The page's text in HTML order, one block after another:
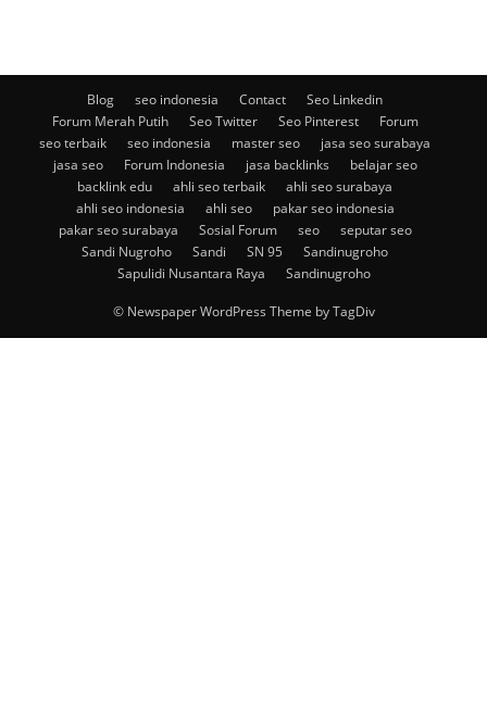
Blog seo indonesia Contact
Seo Linkedin
Forum Merah Putih
Seo Twitter Seo Pinterest
Forum
seo terbaik
seo indonesia master seo
jasa seo surabaya
jasa seo
Forum Indonesia jasa backlinks
belajar seo
backlink edu
ahli seo terbaik
ahli seo surabaya
ahli seo indonesia
ahli seo
pakar seo indonesia
pakar seo surabaya
Sosial Forum seo
seputar seo
Sandi Nugroho
Sandi SN 95
Sandinugroho
Sapulidi Nusantara Raya
Sandinugroho
© Newspaper WordPress Theme by TagDiv